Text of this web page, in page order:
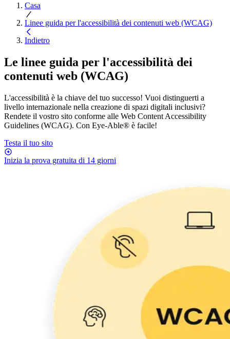
Casa
Linee guida per l'accessibilità dei contenuti web (WCAG)
Indietro
Le linee guida per l'accessibilità dei
contenuti web (WCAG)
L'accessibilità è la chiave del tuo successo! Vuoi distinguerti a
livello internazionale nella creazione di spazi digitali inclusivi?
Rendete il vostro sito conforme alle Web Content Accessibility
Guidelines (WCAG). Con Eye-Able® è facile!
Testa il tuo sito
Inizia la prova gratuita di 14 giorni